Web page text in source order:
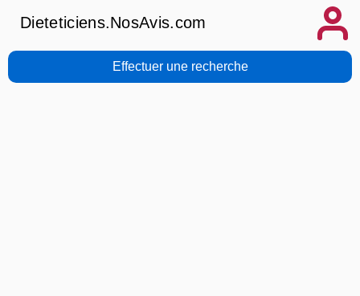
Dieteticiens.NosAvis.com
Effectuer une recherche